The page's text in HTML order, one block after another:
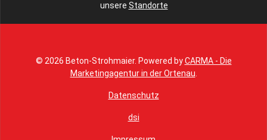
unsere Standorte
© 2026 Beton-Strohmaier. Powered byCARMA - Die
Marketingagentur in der Ortenau
Datenschutz
dsi